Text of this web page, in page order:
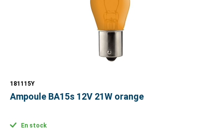
181115Y
Ampoule BA15s 12V 21W orange
En stock